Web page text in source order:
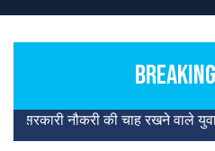
की चाह रखने वाले युवाओं के लिए